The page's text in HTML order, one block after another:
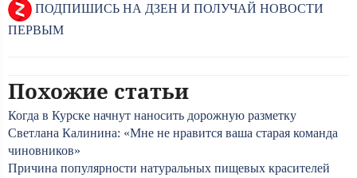
ПОДПИШИСЬ НА ДЗЕН И ПОЛУЧАЙ НОВОСТИ
ПЕРВЫМ
Похожие статьи
Когда в Курске начнут наносить дорожную разметку
Светлана Калинина: «Мне не нравится ваша старая команда
чиновников»
Причина популярности натуральных пищевых красителей